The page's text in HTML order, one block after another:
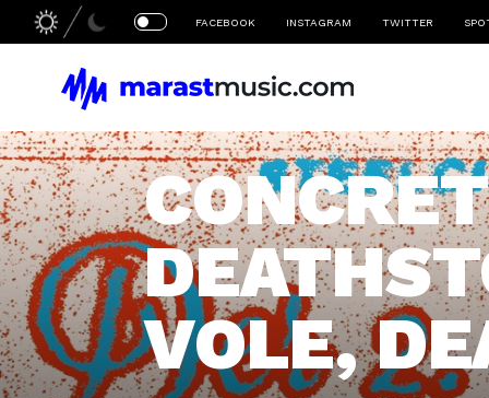
FACEBOOK INSTAGRAM TWITTER
VOLE,